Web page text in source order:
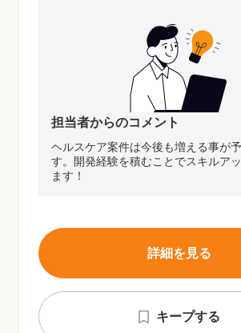
担当者からのコメント
ヘルスケア案件は今後も増える事が
す。開発経験を積むことでスキルア
ます！
キープする
詳細を見る